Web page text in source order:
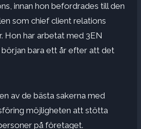
innan hon befordrades till den
som chief client relations
Hon har arbetat med 3EN
början bara ett år efter att det
av de bästa sakerna med
möjligheten att stötta
på företaget.